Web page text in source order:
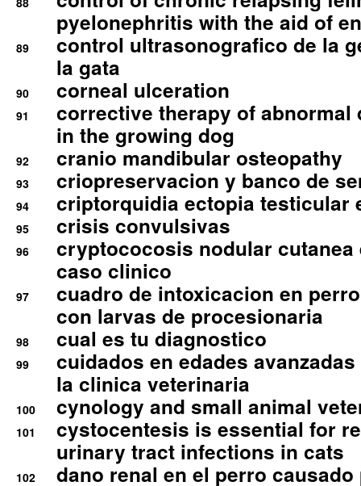
pyelonephritis with the aid of
89
control ultrasonografico de la
la gata
90 corneal ulceration
91
corrective therapy of abnormal
in the growing dog
92 cranio mandibular osteopathy
93 criopreservacion y banco de
94 criptorquidia ectopia testicular
95 crisis convulsivas
96
cryptococosis nodular cutanea
caso clinico
97
cuadro de intoxicacion en
con larvas de procesionaria
98 cual es tu diagnostico
99
cuidados en edades
la clinica veterinaria
100 cynology and small animal
101
cystocentesis is essential for
urinary tract infections in cats
102
dano renal en el perro